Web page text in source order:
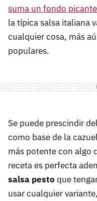
suma un fondo
la típica salsa italiana
cualquier cosa, más
populares.
Se puede prescindir
como base de la
más potente con algo
receta es perfecta
salsa pesto que
usar cualquier